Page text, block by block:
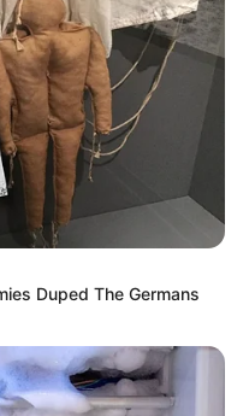
Duped The Germans